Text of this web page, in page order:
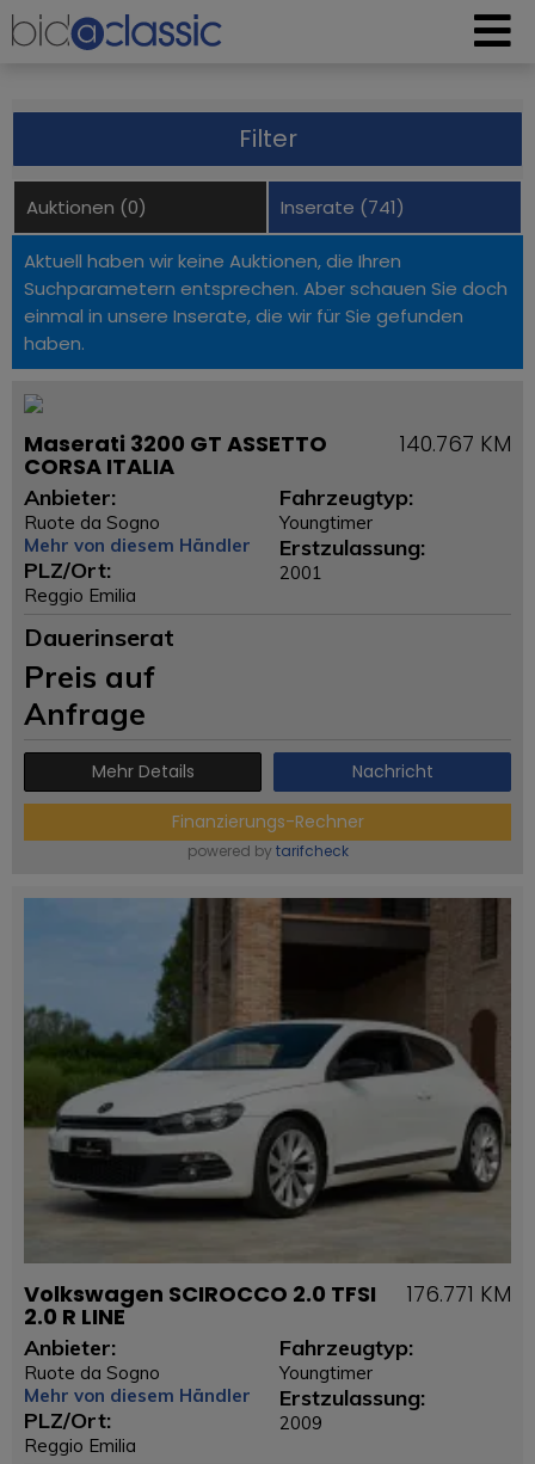
Filter
Auktionen (0) Inserate (741)
Aktuell haben wir keine Auktionen, die Ihren
Suchparametern entsprechen. Aber schauen Sie doch
einmal in unsere Inserate, die wir für Sie gefunden
haben.
Maserati 3200 GT ASSETTO
CORSA ITALIA
140.767 KM
Anbieter:
Ruote da Sogno
Mehr von diesem Händler
PLZ/Ort:
Reggio Emilia
Fahrzeugtyp:
Youngtimer
Erstzulassung:
2001
Dauerinserat
Preis auf
Anfrage
Mehr Details Nachricht
Finanzierungs-Rechner
powered by tarifcheck
Volkswagen SCIROCCO 2.0 TFSI
2.0 R LINE
176.771 KM
Anbieter:
Ruote da Sogno
Mehr von diesem Händler
PLZ/Ort:
Reggio Emilia
Fahrzeugtyp:
Youngtimer
Erstzulassung:
2009